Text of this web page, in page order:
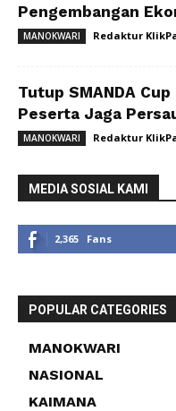
Pengembangan
MANOKWARI Redaktur
Tutup SMANDA
Peserta Jaga
MANOKWARI Redaktur
MEDIA SOSIAL KAMI
2,365 Fans
POPULAR CATEGORIES
MANOKWARI
NASIONAL
KAIMANA